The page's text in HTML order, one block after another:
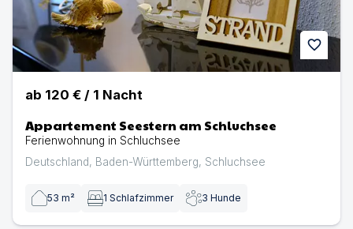
favorite
ab 120 € / 1 Nacht
Appartement Seestern am Schluchsee
Ferienwohnung in Schluchsee
Deutschland, Baden-Württemberg, Schluchsee
53 m² 1 Schlafzimmer 3 Hunde